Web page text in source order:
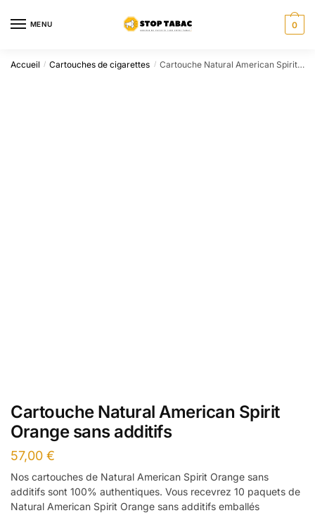
navigation
MENU 0
Accueil / Cartouches de cigarettes / Cartouche Natural American Spirit Orange sans additifs
Cartouche Natural American Spirit
Orange sans additifs
57,00 €
Nos cartouches de Natural American Spirit Orange sans
additifs sont 100% authentiques. Vous recevrez 10 paquets de
Natural American Spirit Orange sans additifs emballés